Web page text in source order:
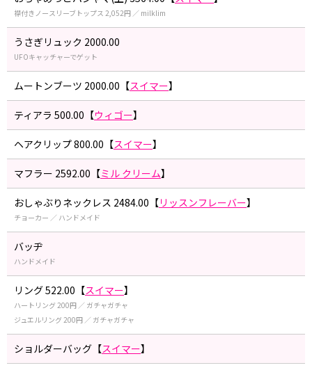
襟付きノースリーブトップス 2,052円 ／ milklim
うさぎリュック 2000.00
UFOキャッチャーでゲット
ムートンブーツ 2000.00【スイマー】
ティアラ 500.00【ウィゴー】
ヘアクリップ 800.00【スイマー】
マフラー 2592.00【ミル クリーム】
おしゃぶりネックレス 2484.00【リッスンフレーバー】
チョーカー ／ ハンドメイド
バッヂ
ハンドメイド
リング 522.00【スイマー】
ハートリング 200円 ／ ガチャガチャ
ジュエルリング 200円 ／ ガチャガチャ
ショルダーバッグ【スイマー】